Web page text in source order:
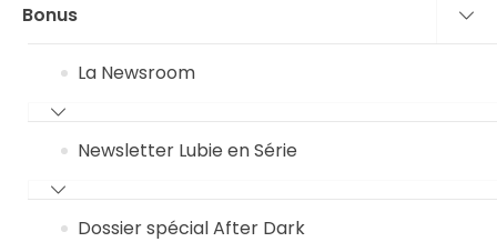
Bonus
La Newsroom
Newsletter Lubie en Série
Dossier spécial After Dark